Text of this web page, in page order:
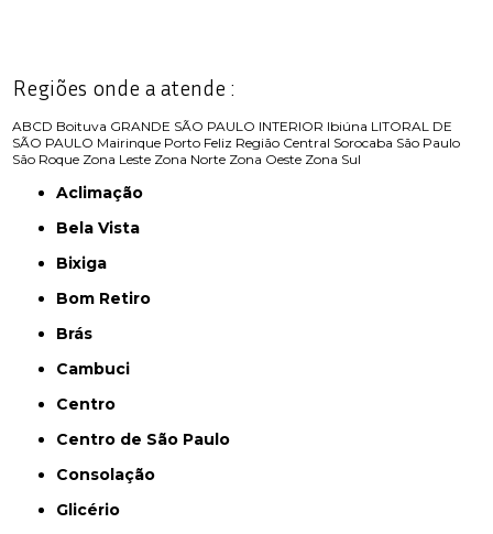
Regiões onde a atende :
ABCD Boituva GRANDE SÃO PAULO INTERIOR Ibiúna LITORAL DE
SÃO PAULO Mairinque Porto Feliz Região Central Sorocaba São Paulo
São Roque Zona Leste Zona Norte Zona Oeste Zona Sul
Aclimação
Bela Vista
Bixiga
Bom Retiro
Brás
Cambuci
Centro
Centro de São Paulo
Consolação
Glicério